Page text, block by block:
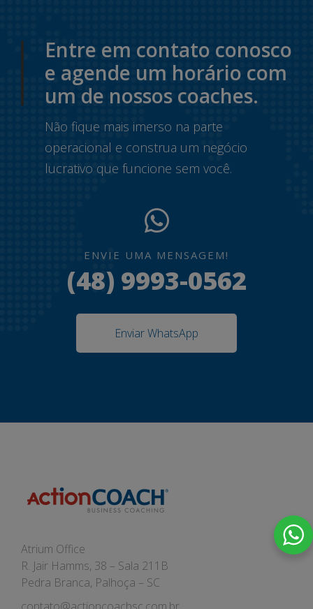
Entre em contato conosco
e agende um horário com
um de nossos coaches.
Não fique mais imerso na parte
operacional e construa um negócio
lucrativo que funcione sem você.
ENVIE UMA MENSAGEM!
(48) 9993-0562
Enviar WhatsApp
Atrium Office
R. Jair Hamms, 38 – Sala 211B
Pedra Branca, Palhoça – SC